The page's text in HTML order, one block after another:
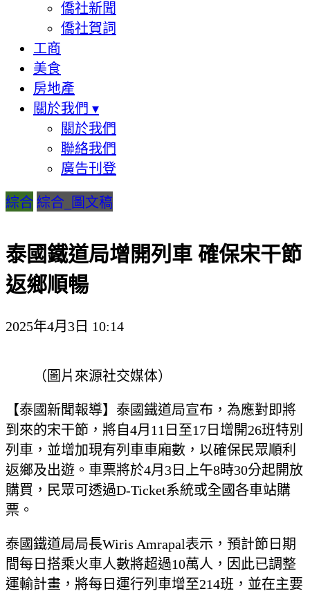
僑社新聞
僑社賀詞
工商
美食
房地產
關於我們 ▾
關於我們
聯絡我們
廣告刊登
綜合 綜合_圖文稿
泰國鐵道局增開列車 確保宋干節
返鄉順暢
2025年4月3日 10:14
（圖片來源社交媒体）
【泰國新聞報導】泰國鐵道局宣布，為應對即將
到來的宋干節，將自4月11日至17日增開26班特別
列車，並增加現有列車車廂數，以確保民眾順利
返鄉及出遊。車票將於4月3日上午8時30分起開放
購買，民眾可透過D-Ticket系統或全國各車站購
票。
泰國鐵道局局長Wiris Amrapal表示，預計節日期
間每日搭乘火車人數將超過10萬人，因此已調整
運輸計畫，將每日運行列車增至214班，並在主要